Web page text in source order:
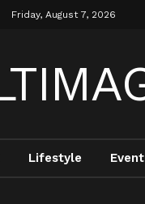
Friday, August 7, 2026
Lifestyle Event